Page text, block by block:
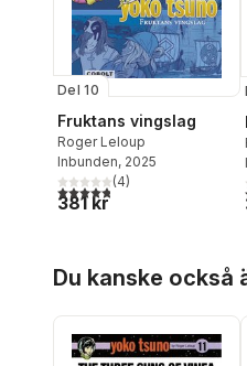
Del 10
Fruktans vingslag
Roger Leloup
Inbunden, 2025
4,8utav 5 stjärnor. Totalt
(4)
381 kr
Du kanske också